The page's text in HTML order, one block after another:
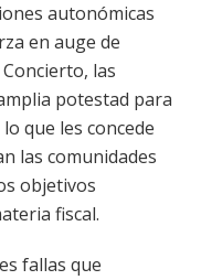
autonómicas
en auge de
las
potestad para
que les concede
las comunidades
objetivos
fiscal.
fallas que